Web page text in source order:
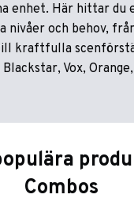
enhet. Här hittar
nivåer och behov,
kraftfulla
Vox,
Combos